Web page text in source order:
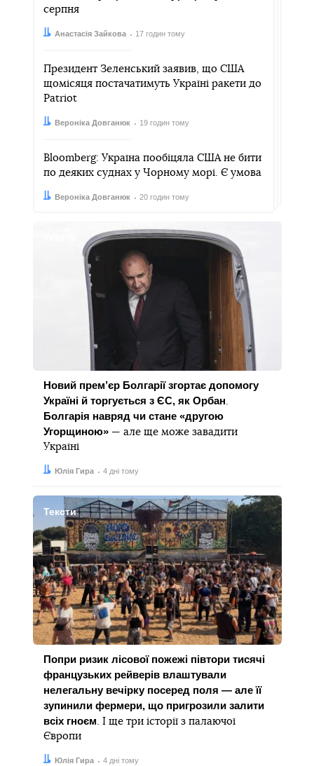
серпня
Автор:
Анастасія Зайкова
Дата: 17 годин тому
Президент Зеленський заявив, що США
щомісяця постачатимуть Україні ракети до
Patriot
Автор:Вероніка Довганюк
Дата: 19 годин тому
Bloomberg: Україна пообіцяла США не бити
по деяких суднах у Чорному морі. Є умова
Автор:Вероніка Довганюк
Дата: 20 годин тому
Новий прем’єр Болгарії згортає допомогу
Україні й торгується з ЄС, як Орбан.
Болгарія навряд чи стане «другою
Угорщиною» — але ще може завадити
Україні
Автор:Юлія Гира
Дата: 4 дні тому
Тексти
Попри ризик лісової пожежі півтори тисячі
французьких рейверів влаштували
нелегальну вечірку посеред поля — але її
зупинили фермери, що пригрозили залити
всіх гноєм. І ще три історії з палаючої
Європи
Автор:Юлія Гира
Дата: 4 дні тому